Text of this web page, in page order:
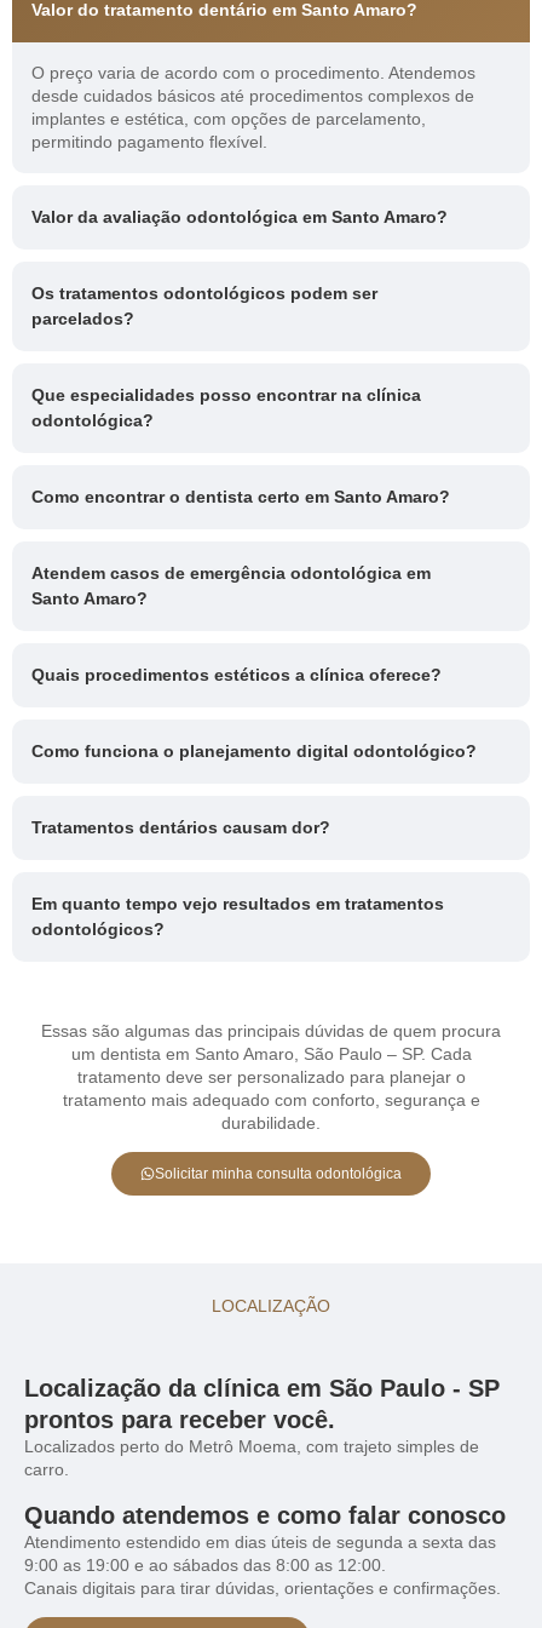
Valor do tratamento dentário em Santo Amaro?
O preço varia de acordo com o procedimento. Atendemos
desde cuidados básicos até procedimentos complexos de
implantes e estética, com opções de parcelamento,
permitindo pagamento flexível.
Valor da avaliação odontológica em Santo Amaro?
Os tratamentos odontológicos podem ser
parcelados?
Que especialidades posso encontrar na clínica
odontológica?
Como encontrar o dentista certo em Santo Amaro?
Atendem casos de emergência odontológica em
Santo Amaro?
Quais procedimentos estéticos a clínica oferece?
Como funciona o planejamento digital odontológico?
Tratamentos dentários causam dor?
Em quanto tempo vejo resultados em tratamentos
odontológicos?
Essas são algumas das principais dúvidas de quem procura
um dentista em Santo Amaro, São Paulo – SP. Cada
tratamento deve ser personalizado para planejar o
tratamento mais adequado com conforto, segurança e
durabilidade.
Solicitar minha consulta odontológica
LOCALIZAÇÃO
Localização da clínica em São Paulo - SP
prontos para receber você.
Localizados perto do Metrô Moema, com trajeto simples de
carro.
Quando atendemos e como falar conosco
Atendimento estendido em dias úteis de segunda a sexta das
9:00 as 19:00 e ao sábados das 8:00 as 12:00.
Canais digitais para tirar dúvidas, orientações e confirmações.